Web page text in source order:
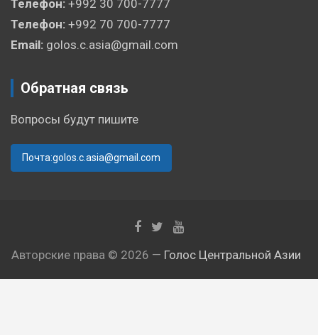
Телефон: +992 30 700-7777
Телефон: +992 70 700-7777
Email: golos.c.asia@gmail.com
Обратная связь
Вопросы будут пишите
Почта:golos.c.asia@gmail.com
Авторские права © 2026 — Голос Центральной Азии